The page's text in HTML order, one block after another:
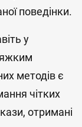
поведінки.
у
методів є
чітких
отримані